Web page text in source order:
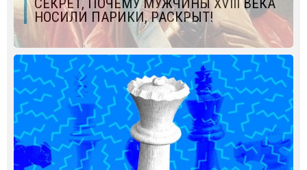
СЕКРЕТ, ПОЧЕМУ МУЖЧИНЫ XVIII ВЕКА
НОСИЛИ ПАРИКИ, РАСКРЫТ!